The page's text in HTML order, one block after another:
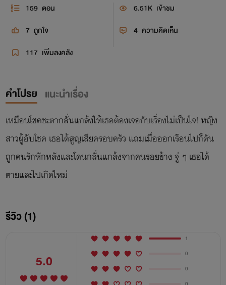
159 ตอน 6.51K เข้าชม
7 ถูกใจ 4 ความคิดเห็น
117 เพิ่มลงคลัง
คำโปรย แนะนำเรื่อง
เหมือนโชคชะตากลั่นแกล้งให้เธอต้องเจอกับเรื่องไม่เป็นใจ! หญิง
สาวผู้อับโชค เธอได้สูญเสียครอบครัว แถมเมื่อออกเรือนไปก็ดัน
ถูกคนรักหักหลังและโดนกลั่นแกล้งจากคนรอยข้าง จู่ ๆ เธอได้
ตายและไปเกิดใหม่
รีวิว (1)
5.0
1
0
0